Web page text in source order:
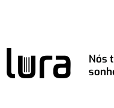
Nós